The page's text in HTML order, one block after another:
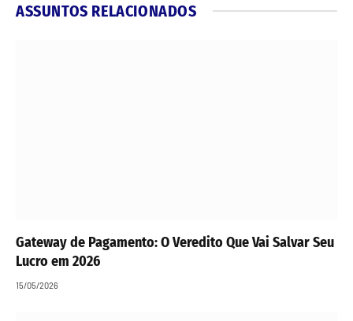
ASSUNTOS RELACIONADOS
Gateway de Pagamento: O Veredito Que Vai Salvar Seu
Lucro em 2026
15/05/2026